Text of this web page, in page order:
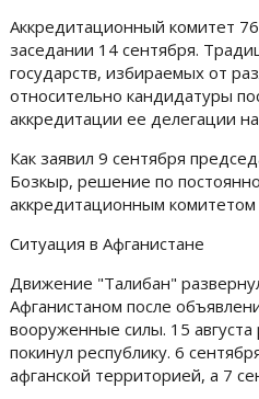
Аккредитационный комитет
заседании 14 сентября.
государств, избираемых от
относительно кандидатуры
аккредитации ее делегации
Как заявил 9 сентября
Бозкыр, решение по
аккредитационным комитетом
Ситуация в Афганистане
Движение "Талибан"
Афганистаном после
вооруженные силы. 15
покинул республику. 6
афганской территорией, а 7